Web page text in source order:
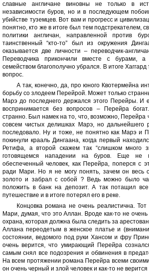
славные англичане виновны не только в
независимости буров, но и в последующем
убийстве туземцев. Вот вам и прогресс и
понятно, кто же в итоге был тем подстрекателем,
политики англичан, направленной против
таинственный “кто-то” был из окружения
оказывается две личности – переводчик-
Переводчика прикончили вместе с бурами,
семейством благополучно убрался. В итоге Хаггард
вопрос.
А так, конечно, да, про юного Квотермейна
борьбу со злодеем Перейрой. Может только
Марэ до последнего держался этого Перейры. И
воспринимается без вопросов – Перейра
странно. Был намек на то, что, возможно, Перейра
совсем чистых делишках Марэ, но дальнейшего
последовало. Ну и тоже, не понятно как Марэ и
покинули крааль Дингаана, когда первый
Ретифа, а второй скажем так “слишком много
готовящемся нападении на буров. Еще не
обеспеченный человек, как Перейра, поперся с
ради Мари. Но я не могу понять, зачем он весь
золото и забрал с собой ? Ведь можно было
положить в банк на депозит. А так потащил
путешествие и в итоге потерял его в реке.
Концовка романа не очень реалистична.
Мари, думая, что это Аллан. Вроде как-то не
охрана, которая должна была следить за
Аллана переодетым в женское платье и
состоянии, ведомого под руки Хансом и фру
очень верится, что умирающий Перейра
самым снял все подозрения и обвинения в
На всем протяжении романа Перейра всеми
он очень черный и злой человек и как-то не верится